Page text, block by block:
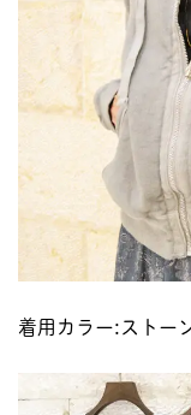
着用カラー:ストー